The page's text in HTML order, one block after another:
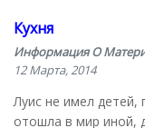
Кухня
Информация О
12 Марта, 2014
Луис не имел детей,
отошла в мир иной,